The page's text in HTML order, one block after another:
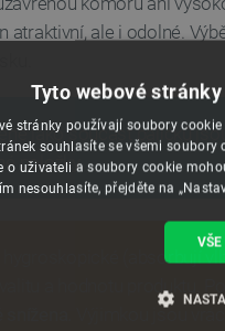
ale i odolné.
jako součást balíčků
položky.
hygroskopické (absorbují
a hodnotu produktu.
Výjimkou jsou
Tyto webové
stránky používají soubory
souhlasíte se všemi
o uživateli a soubory cookie
nesouhlasíte, přejděte na